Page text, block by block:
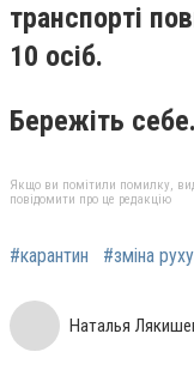
транспорті
10 осіб.
Бережіть себе.
Якщо ви помітили помилку,
повідомити про це редакцію
#карантин #зміна
Наталья